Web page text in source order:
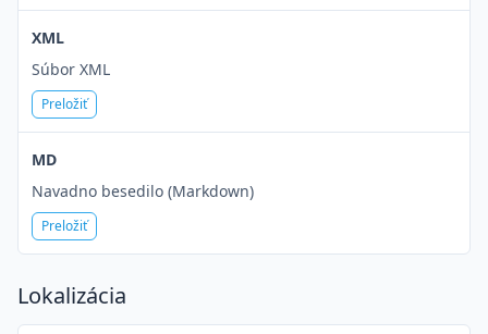
XML
Súbor XML
Preložiť
MD
Navadno besedilo (Markdown)
Preložiť
Lokalizácia